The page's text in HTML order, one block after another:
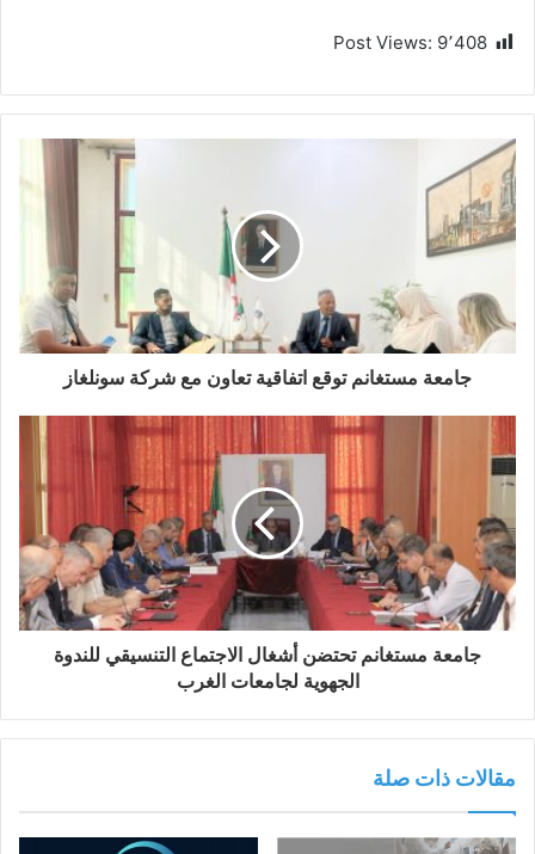
Post Views: 9٬408
جامعة مستغانم توقع اتفاقية تعاون مع شركة سونلغاز
جامعة مستغانم تحتضن أشغال الاجتماع التنسيقي للندوة
الجهوية لجامعات الغرب
مقالات ذات صلة